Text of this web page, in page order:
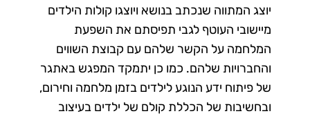
יוצג המתווה שנכתב בנושא ויוצגו קולות הילדים
מיישובי העוטף לגבי תפיסתם את השפעת
המלחמה על הקשר שלהם עם קבוצת השווים
והחברויות שלהם. כמו כן יתמקד המפגש באתגר
של פיתוח ידע הנוגע לילדים בזמן מלחמה וחירום,
ובחשיבות של הכללת קולם של ילדים בעיצוב